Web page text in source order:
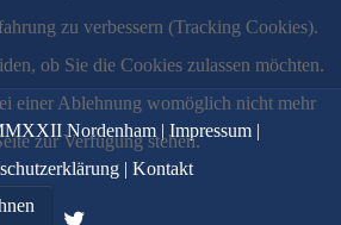
Nordenham |Impressum |
| Kontakt
zu verbessern (Tracking Cookies).
ob Sie die Cookies zulassen möchten.
einer Ablehnung womöglich nicht mehr
zur Verfügung stehen.